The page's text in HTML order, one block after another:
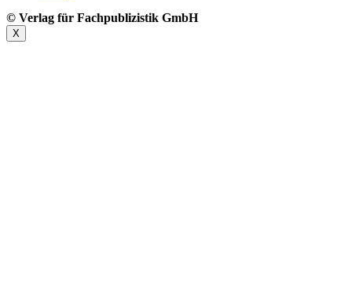
© Verlag für Fachpublizistik GmbH
X